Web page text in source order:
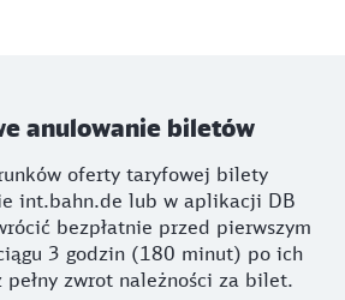
anulowanie biletów
oferty taryfowej bilety
int.bahn.de lub w aplikacji DB
bezpłatnie przed pierwszym
3 godzin (180 minut) po ich
zwrot należności za bilet.